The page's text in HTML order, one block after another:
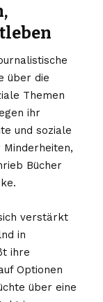
über die
Themen
ihr
und soziale
Bücher
verstärkt
in
ihre
Optionen
über eine